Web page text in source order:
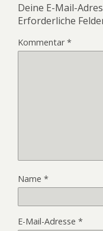
Deine E-Mail-
Erforderliche
Kommentar*
Name *
E-Mail-Adresse *